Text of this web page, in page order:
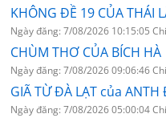
KHÔNG ĐỀ 19 CỦA THÁI
Ngày đăng: 7/08/2026 10:15:05
CHÙM THƠ CỦA BÍCH HÀ
Ngày đăng: 7/08/2026 09:06:46
GIÃ TỪ ĐÀ LẠT của ANTH
Ngày đăng: 7/08/2026 05:00:04